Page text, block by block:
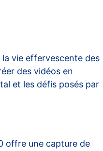
vie effervescente des
des vidéos en
et les défis posés par
offre une capture de